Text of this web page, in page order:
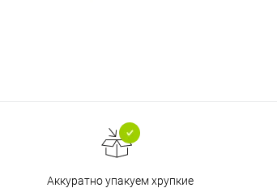
Аккуратно упакуем хрупкие